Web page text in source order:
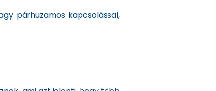
párhuzamos kapcsolással,